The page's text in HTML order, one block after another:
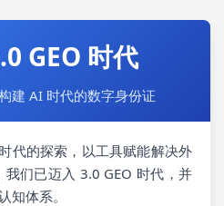
GEO 时代
建 AI 时代的数字身份证
代的探索，以工具赋能解决外
们已迈入 3.0 GEO 时代，并
知体系。